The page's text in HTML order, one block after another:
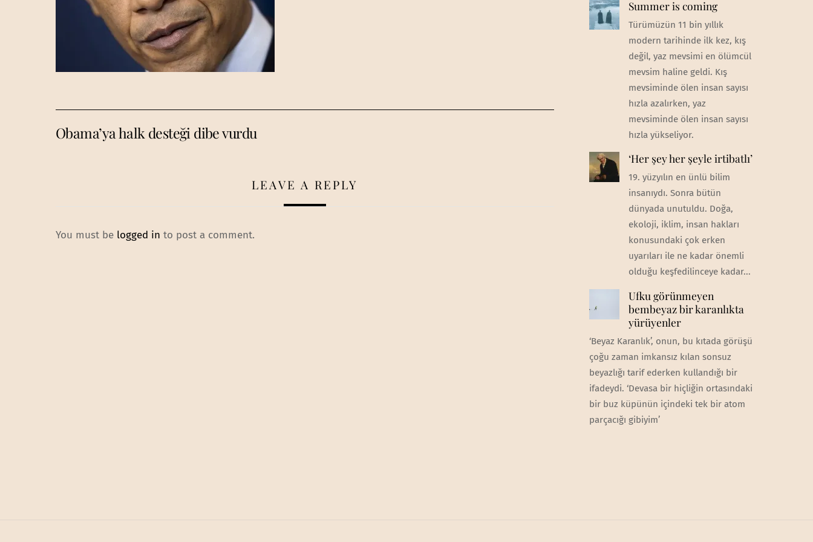
Obama’ya halk desteği dibe vurdu
LEAVE A REPLY
You must be logged in to post a comment.
Summer is coming
Türümüzün 11 bin yıllık
modern tarihinde ilk kez, kış
değil, yaz mevsimi en ölümcül
mevsim haline geldi. Kış
mevsiminde ölen insan sayısı
hızla azalırken, yaz
mevsiminde ölen insan sayısı
hızla yükseliyor.
‘Her şey her şeyle irtibatlı’
19. yüzyılın en ünlü bilim
insanıydı. Sonra bütün
dünyada unutuldu. Doğa,
ekoloji, iklim, insan hakları
konusundaki çok erken
uyarıları ile ne kadar önemli
olduğu keşfedilinceye kadar...
Ufku görünmeyen
bembeyaz bir karanlıkta
yürüyenler
‘Beyaz Karanlık’, onun, bu kıtada görüşü
çoğu zaman imkansız kılan sonsuz
beyazlığı tarif ederken kullandığı bir
ifadeydi. ‘Devasa bir hiçliğin ortasındaki
bir buz küpünün içindeki tek bir atom
parçacığı gibiyim’